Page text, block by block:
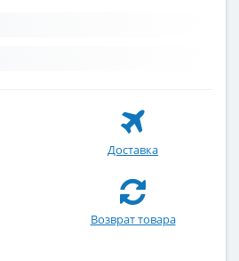
Доставка
Возврат товара